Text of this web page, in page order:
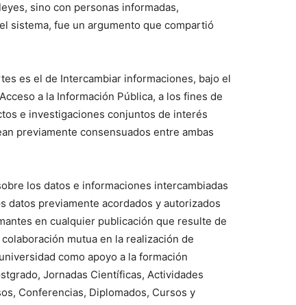
sino con personas informadas,
sistema, fue un argumento que compartió
es el de Intercambiar informaciones, bajo el
a la Información Pública, a los fines de
e investigaciones conjuntos de interés
previamente consensuados entre ambas
los datos e informaciones intercambiadas
datos previamente acordados y autorizados
en cualquier publicación que resulte de
mutua en la realización de
como apoyo a la formación
Jornadas Científicas, Actividades
Conferencias, Diplomados, Cursos y